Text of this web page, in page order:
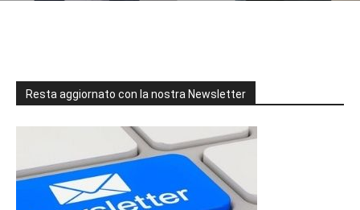
Resta aggiornato con la nostra Newsletter